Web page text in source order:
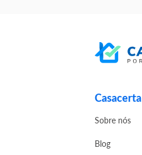
Casacerta
Sobre nós
Blog